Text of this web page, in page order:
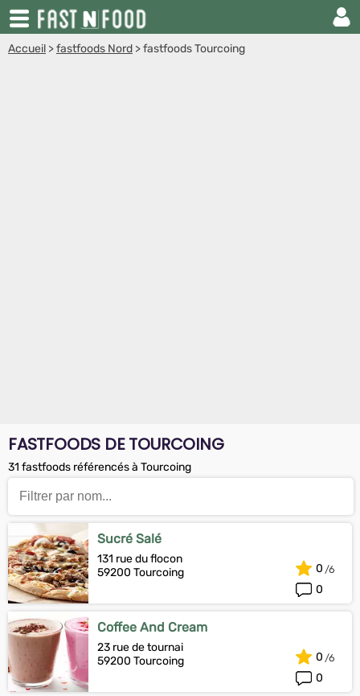
Accueil >fastfoods Nord >fastfoods Tourcoing
FASTFOODS DE TOURCOING
31 fastfoods référencés à Tourcoing
Sucré Salé
131 rue du flocon
59200 Tourcoing
0
0
Coffee And Cream
23 rue de tournai
59200 Tourcoing
0
0